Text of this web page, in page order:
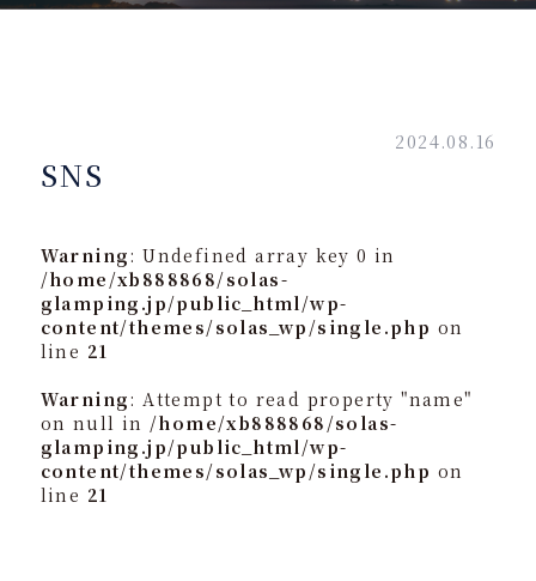
2024.08.16
SNS
Warning: Undefined array key 0 in
/home/xb888868/solas-
glamping.jp/public_html/wp-
content/themes/solas_wp/single.php on
line 21
Warning: Attempt to read property "name"
on null in /home/xb888868/solas-
glamping.jp/public_html/wp-
content/themes/solas_wp/single.php on
line 21